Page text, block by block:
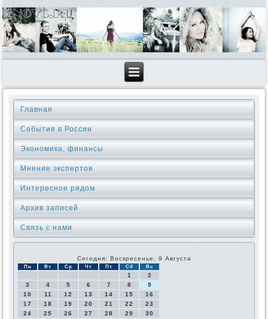
Главная
События в России
Экономика, финансы
Мнение экспертов
Интересное рядом
Архив записей
Связь с нами
Сегодня: Воскресенье, 9 Августа
Пн Вт Ср Чт Пт Сб Вс
1
2
3
4 5 6 7 8
9
10
11 12 13 14 15
16
17
18 19 20 21 22
23
24
25 26 27 28 29
30